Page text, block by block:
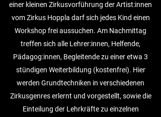
einer kleinen Zirkusvorführung der Artist:innen
vom Zirkus Hoppla darf sich jedes Kind einen
Workshop frei aussuchen. Am Nachmittag
treffen sich alle Lehrer:innen, Helfende,
Pädagog:innen, Begleitende zu einer etwa 3
stündigen Weiterbildung (kostenfrei). Hier
werden Grundtechniken in verschiedenen
Zirkusgenres erlernt und vorgestellt, sowie die
Einteilung der Lehrkräfte zu einzelnen